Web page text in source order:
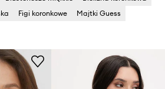
Figi koronkowe Majtki Guess